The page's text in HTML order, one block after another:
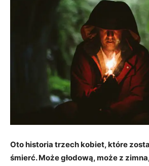
Oto historia trzech kobiet, które
śmierć. Może głodową, może z